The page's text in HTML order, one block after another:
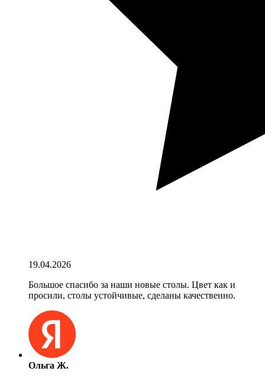
19.04.2026
Большое спасибо за наши новые столы. Цвет как и
просили, столы устойчивые, сделаны качественно.
Ольга Ж.